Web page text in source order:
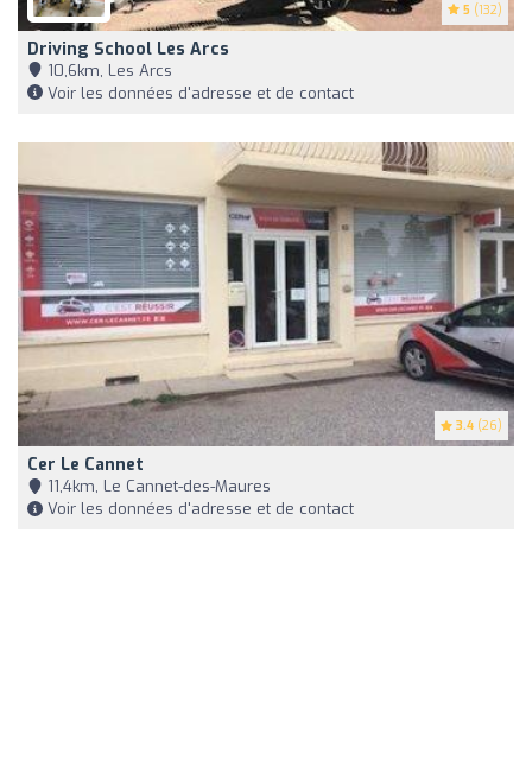
5 (132)
Driving School Les Arcs
10,6km, Les Arcs
Voir les données d'adresse et de contact
3.4 (26)
Cer Le Cannet
11,4km, Le Cannet-des-Maures
Voir les données d'adresse et de contact